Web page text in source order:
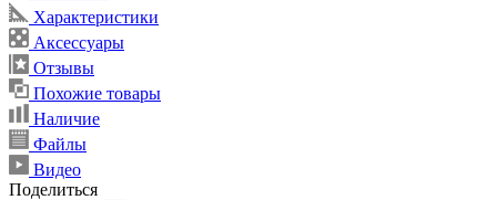
Характеристики
Аксессуары
Отзывы
Похожие товары
Наличие
Файлы
Видео
Поделиться